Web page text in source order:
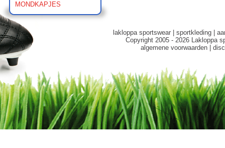
MONDKAPJES
lakloppa sportswear| sportkleding|
Copyright 2005 - 2026 Lakloppa
algemene voorwaarden